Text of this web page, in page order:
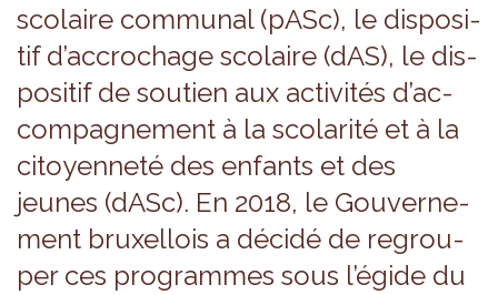
sco­laire com­mu­nal (pASc), le dis­po­si­
tif d’ac­cro­chage sco­laire (dAS), le dis­
po­si­tif de sou­tien aux acti­vi­tés d’ac­
com­pa­gne­ment à la sco­la­rité et à la
citoyen­neté des enfants et des
jeunes (dASc). En 2018, le Gou­ver­ne­
ment bruxel­lois a décidé de regrou­
per ces pro­grammes sous l’égide du